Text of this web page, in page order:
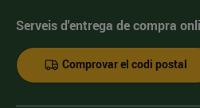
Serveis d'entrega de compra
Comprovar el codi postal